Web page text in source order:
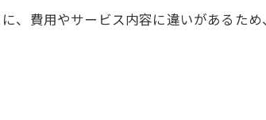
、費用やサービス内容に違いがあるた